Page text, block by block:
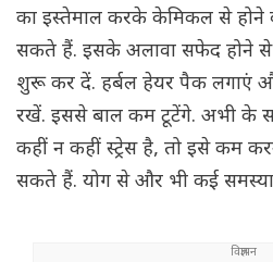
का इस्तेमाल करके केमिकल से होने
सकते हैं. इसके अलावा सफेद होने
शुरू कर दें. हर्बल हेयर पैक लगाएं
रखें. इससे बाल कम टूटेंगे. अभी के
कहीं न कहीं स्ट्रेस है, तो इसे कम
सकते हैं. योग से और भी कई